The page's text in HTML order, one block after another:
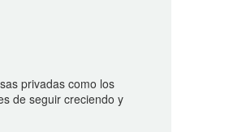
privadas como los
de seguir creciendo y